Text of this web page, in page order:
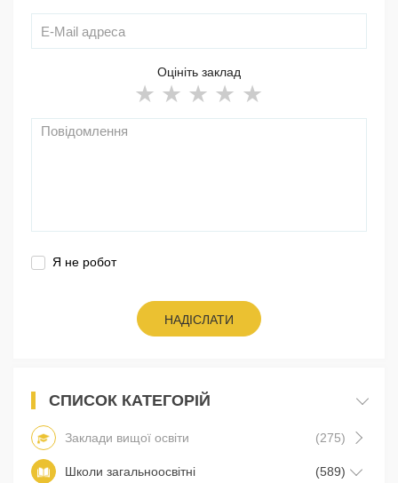
Оцініть заклад
Я не робот
НАДІСЛАТИ
СПИСОК КАТЕГОРІЙ
Заклади вищої освіти (275)
Школи загальноосвітні (589)